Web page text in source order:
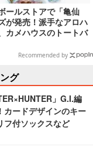
ールストアで「亀仙
が発売！派手なアロハ
カメハウスのトートバ
らしいアイテムがズラ
Recommended by
グ
」G.I.編
カードデザインのキー
フ付ソックスなど